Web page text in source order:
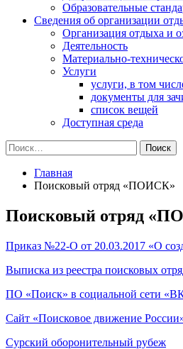
Образовательные
Сведения об организации
Организация отдыха и
Деятельность
Материально-
Услуги
услуги, в том
документы для
список вещей
Доступная среда
Найти:
Главная
Поисковый отряд «ПОИСК»
Поисковый отряд
Приказ №22-О от 20.03.2017 «О
Выписка из реестра поисковых
ПО «Поиск» в социальной сети
Сайт «Поисковое движение
Сурский оборонительный рубеж